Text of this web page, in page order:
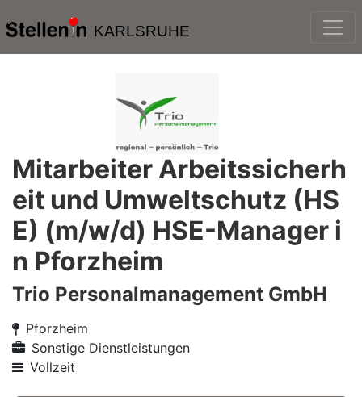
KARLSRUHE
Mitarbeiter Arbeitssicherh
eit und Umweltschutz (HS
E) (m/w/d) HSE-Manager i
n Pforzheim
Trio Personalmanagement GmbH
Pforzheim
Sonstige Dienstleistungen
Vollzeit